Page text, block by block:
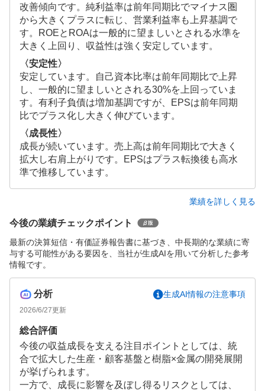
改善傾向です。純利益率は前年同期比でマイナス圏
から大きくプラスに転じ、営業利益率も上昇基調で
す。ROEとROAは一般的に望ましいとされる水準を
大きく上回り、収益性は強く安定しています。
〈安定性〉
安定しています。自己資本比率は前年同期比で上昇
し、一般的に望ましいとされる30%を上回っていま
す。有利子負債は増加基調ですが、EPSは前年同期
比でプラス化し大きく伸びています。
〈成長性〉
成長が続いています。売上高は前年同期比で大きく
拡大し右肩上がりです。EPSはプラス転換後も高水
準で推移しています。
業績を詳しく見る
今後の業績チェックポイント
最新の決算短信・有価証券報告書に基づき、中長期的な業績に寄
与する可能性がある要因を、当社が生成AIを用いて分析した参考
情報です。
分析 生成AI情報の注意事項
2026/6/27更新
総合評価
今後の収益成長を支える注目ポイントとしては、統
合で拡大した生産・顧客基盤と樹脂×金属の開発展開
が挙げられます。
一方で、成長に影響を及ぼし得るリスクとしては、